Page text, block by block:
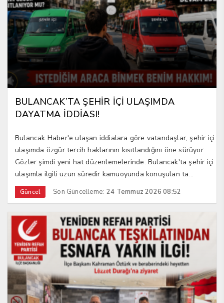
BULANCAK’TA ŞEHİR İÇİ ULAŞIMDA
DAYATMA İDDİASI!
Bulancak Haber'e ulaşan iddialara göre vatandaşlar, şehir içi
ulaşımda özgür tercih haklarının kısıtlandığını öne sürüyor.
Gözler şimdi yeni hat düzenlemelerinde. Bulancak'ta şehir içi
ulaşımla ilgili uzun süredir kamuoyunda konuşulan ta...
Güncel Son Güncelleme: 24 Temmuz 2026 08:52